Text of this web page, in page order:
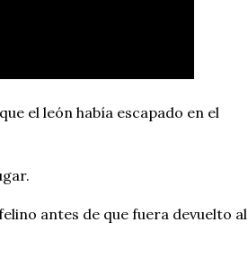
el león había escapado en el
antes de que fuera devuelto al